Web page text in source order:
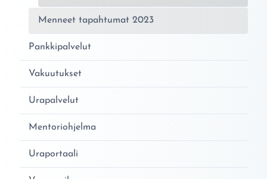
Menneet tapahtumat 2023
Pankkipalvelut
Vakuutukset
Urapalvelut
Mentoriohjelma
Uraportaali